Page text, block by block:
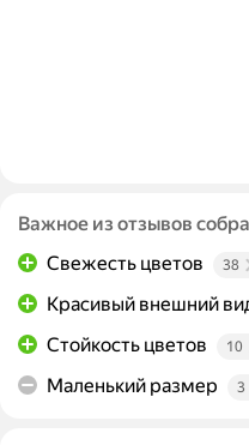
Важное из отзывов
Свежесть цветов
38
Красивый внешний
Стойкость цветов 10
Маленький размер 3